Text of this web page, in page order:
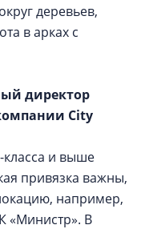
деревьев,
в арках с
директор
Сity
и выше
привязка важны,
например,
«Министр». В